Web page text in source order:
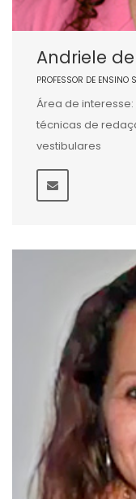
Andriele
PROFESSOR DE ENSINO
Área de interesse:
técnicas de
vestibulares